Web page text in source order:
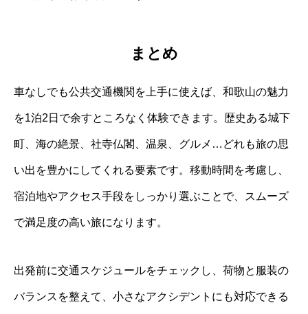
まとめ
車なしでも公共交通機関を上手に使えば、和歌山の魅力
を1泊2日で余すところなく体験できます。歴史ある城下
町、海の絶景、社寺仏閣、温泉、グルメ…どれも旅の思
い出を豊かにしてくれる要素です。移動時間を考慮し、
宿泊地やアクセス手段をしっかり選ぶことで、スムーズ
で満足度の高い旅になります。
出発前に交通スケジュールをチェックし、荷物と服装の
バランスを整えて、小さなアクシデントにも対応できる